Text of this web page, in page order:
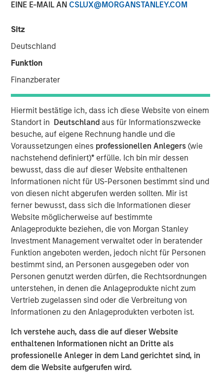
EINE E-MAIL AN CSLUX@MORGANSTANLEY.COM
Sitz
Deutschland
Funktion
Finanzberater
Hiermit bestätige ich, dass ich diese Website von einem
Standort in Deutschland aus für Informationszwecke
besuche, auf eigene Rechnung handle und die
Voraussetzungen eines professionellen Anlegers(wie
nachstehend definiert)* erfülle. Ich bin mir dessen
bewusst, dass die auf dieser Website enthaltenen
Informationen nicht für US-Personen bestimmt sind und
von diesen nicht abgerufen werden sollten. Mir ist
ferner bewusst, dass sich die Informationen dieser
Website möglicherweise auf bestimmte
Anlageprodukte beziehen, die von Morgan Stanley
Investment Management verwaltet oder in beratender
Funktion angeboten werden, jedoch nicht für Personen
bestimmt sind, an Personen ausgegeben oder von
Personen genutzt werden dürfen, die Rechtsordnungen
unterstehen, in denen die Anlageprodukte nicht zum
Vertrieb zugelassen sind oder die Verbreitung von
Informationen zu den Anlageprodukten verboten ist.
Ich verstehe auch, dass die auf dieser Website
enthaltenen Informationen nicht an Dritte als
professionelle Anleger in dem Land gerichtet sind, in
dem die Website aufgerufen wird.
Morgan Stanley Investment Management (MSIM)
announced today that the 1GT climate private equity
equity financing of Overhaul Group (Overhaul or the
Company), a global leader of in-transit cargo risk
led by Springcoast Partners with participation from
existing investor Edison Partners. This growth investment
will support Overhaul’s continued technological
advancement and strategic acquisition roadmap to
establish a leading real-time supply chain risk
management and intelligence platform.
Overhaul was founded in 2016 with the vision of providing
a single, unified platform for in-transit supply chain
management, operating around the world. The
Company’s proprietary IoT-enabled software provides
real-time cargo tracking and protection, while proactively
responding to threats to asset integrity.
“We appreciate our partnership with Springcoast and
Edison and are thrilled to welcome Morgan Stanley to the
Overhaul journey,” said Barry Conlon, CEO of Overhaul.
“Their backing not only validates our mission to build the
world’s most secure and intelligent supply chain platform
but also equips us with the resources to accelerate
innovation, expand our global reach, and continue
new partnership, we’re advancing our commitment to
sustainability, resilience, and operational excellence at a
critical moment in global logistics.”